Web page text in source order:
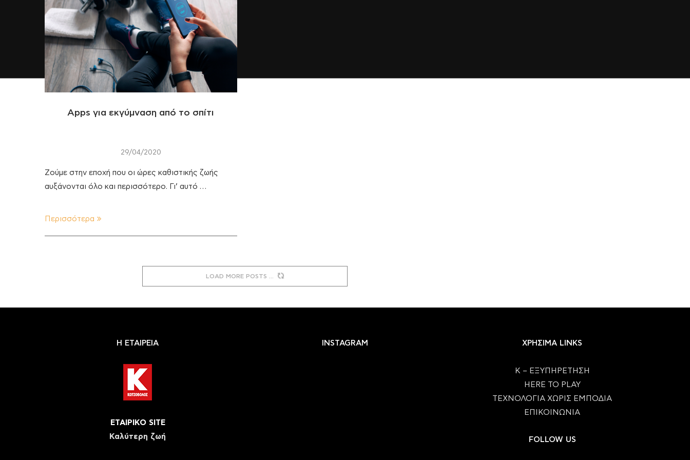
Apps για εκγύμναση από το σπίτι
29/04/2020
Ζούμε στην εποχή που οι ώρες καθιστικής ζωής
αυξάνονται όλο και περισσότερο. Γι’ αυτό …
Περισσότερα
LOAD MORE POSTS
Η ΕΤΑΙΡΕΙΑ
ΕΤΑΙΡΙΚΟ SITE
Καλύτερη ζωή
INSTAGRAM ΧΡΗΣΙΜΑ LINKS
Κ – ΕΞΥΠΗΡΕΤΗΣΗ
HERE TO PLAY
ΤΕΧΝΟΛΟΓΙΑ ΧΩΡΙΣ ΕΜΠΟΔΙΑ
ΕΠΙΚΟΙΝΩΝΙΑ
FOLLOW US